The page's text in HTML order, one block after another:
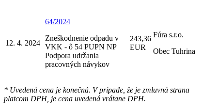
12. 4. 2024
64/2024
Zneškodnenie odpadu v
VKK - ô 54 PUPN NP
Podpora udržania
pracovných návykov
243,36
EUR
Fúra s.r.o.
Obec Tuhrina
* Uvedená cena je konečná. V prípade, že je zmluvná strana
platcom DPH, je cena uvedená vrátane DPH.